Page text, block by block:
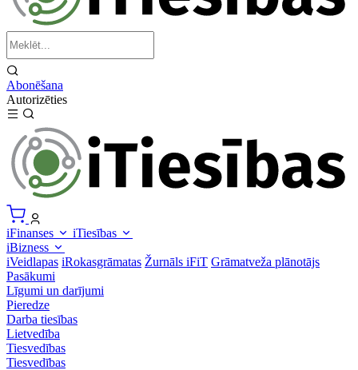
Abonēšana
Autorizēties
iFinanses
iTiesības
iBizness
iVeidlapas iRokasgrāmatas Žurnāls iFiT Grāmatveža plānotājs
Pasākumi
Līgumi un darījumi
Pieredze
Darba tiesības
Lietvedība
Tiesvedības
Tiesvedības